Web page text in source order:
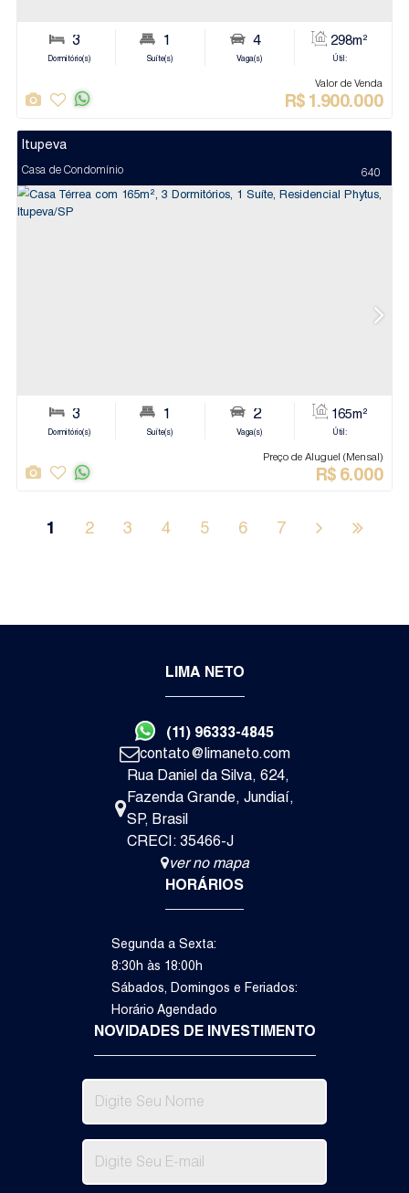
Apartamento
Suíte(s)
3 1 4
1 2 3 4 5 6 7
LIMA NETO
(11) 96333-4845
contato@limaneto.com
Rua Daniel da Silva, 624,
Fazenda Grande, Jundiaí,
SP, Brasil
CRECI: 35466-J
ver no mapa
HORÁRIOS
Segunda a Sexta:
8:30h às 18:00h
Sábados, Domingos e Feriados:
Horário Agendado
NOVIDADES DE INVESTIMENTO